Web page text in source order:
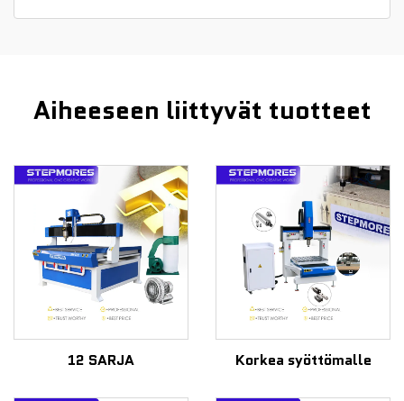
Aiheeseen liittyvät tuotteet
12 SARJA Korkea syöttömalle